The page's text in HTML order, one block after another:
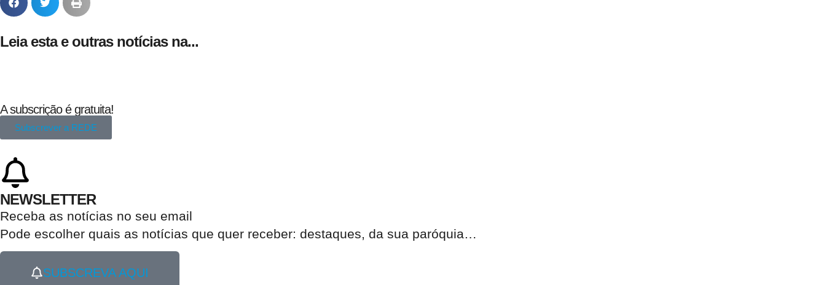
Leia esta e outras notícias na...
A subscrição é gratuita!
Subscrever a REDE
NEWSLETTER
Receba as notícias no seu email​
Pode escolher quais as notícias que quer receber: destaques, da sua paróquia…
SUBSCREVA AQUI